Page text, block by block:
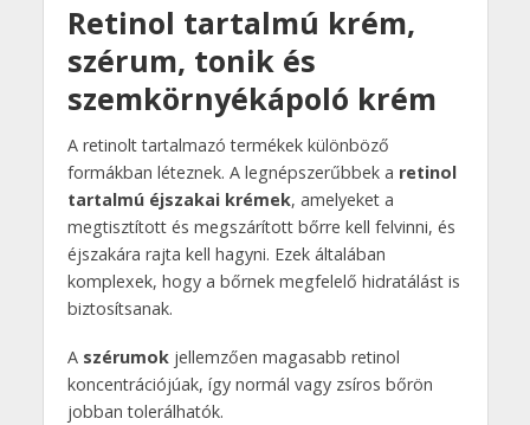
Retinol tartalmú krém,
szérum, tonik és
szemkörnyékápoló krém
A retinolt tartalmazó termékek különböző
formákban léteznek. A legnépszerűbbek a retinol
tartalmú éjszakai krémek, amelyeket a
megtisztított és megszárított bőrre kell felvinni, és
éjszakára rajta kell hagyni. Ezek általában
komplexek, hogy a bőrnek megfelelő hidratálást is
biztosítsanak.
A szérumokjellemzően magasabb retinol
koncentrációjúak, így normál vagy zsíros bőrön
jobban tolerálhatók.